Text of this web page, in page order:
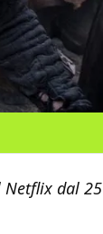
Netflix dal 25